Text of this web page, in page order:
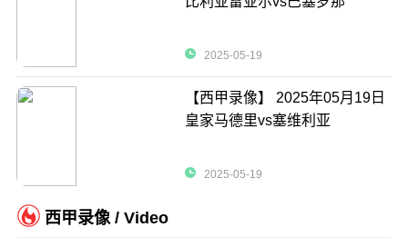
2025-05-19
【西甲录像】 2025年05月19日
皇家马德里vs塞维利亚
2025-05-19
西甲录像 / Video